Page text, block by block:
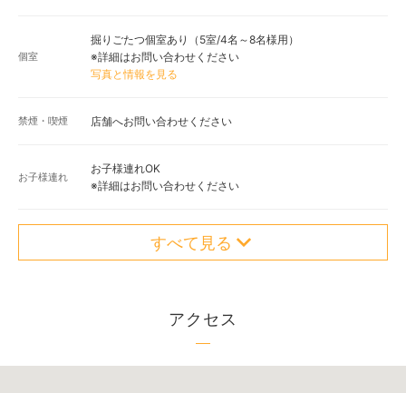
個室
掘りごたつ個室あり（5室/4名～8名様用）
※詳細はお問い合わせください
写真と情報を見る
禁煙・喫煙 店舗へお問い合わせください
お子様連れ
お子様連れOK
※詳細はお問い合わせください
すべて見る
アクセス